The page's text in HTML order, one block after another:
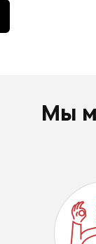
Мы